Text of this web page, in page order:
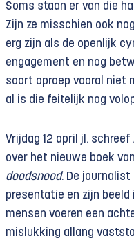
Soms staan er van die
Zijn ze misschien ook
erg zijn als de openlijk
engagement en nog
soort oproep vooral niet
al is die feitelijk nog
Vrijdag 12 april jl.
over het nieuwe boek
doodsnood. De
presentatie en zijn
mensen voeren een
mislukking allang